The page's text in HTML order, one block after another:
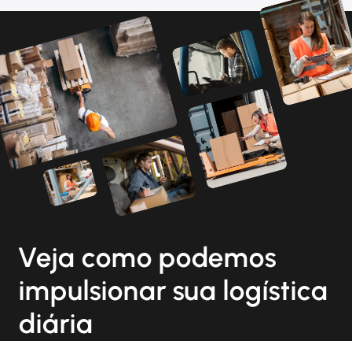
Veja como podemos
impulsionar sua logística
diária